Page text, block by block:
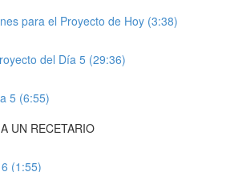
para el Proyecto de Hoy (3:38)
del Día 5 (29:36)
5 (6:55)
UN RECETARIO
(1:55)